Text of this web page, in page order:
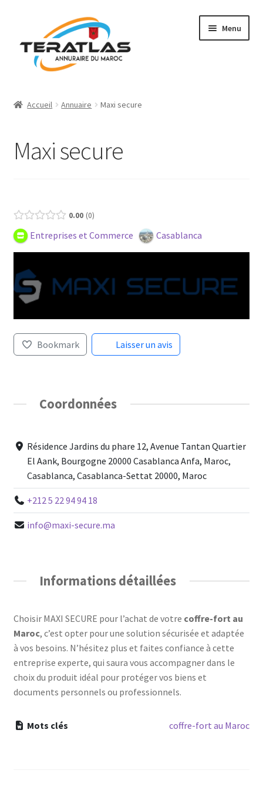
navigation
contenu
Menu
Annuaire
Mon compte
Accueil Annuaire Maxi secure
Maxi secure
0.00 0
Entreprises et Commerce Casablanca
Bookmark Laisser un avis
Coordonnées
Résidence Jardins du phare 12, Avenue Tantan Quartier
El Aank, Bourgogne 20000 Casablanca Anfa, Maroc,
Casablanca, Casablanca-Settat 20000, Maroc
+212 5 22 94 94 18
info@maxi-secure.ma
Informations détaillées
Choisir MAXI SECURE pour l’achat de votre coffre-fort au
Maroc, c’est opter pour une solution sécurisée et adaptée
à vos besoins. N’hésitez plus et faites confiance à cette
entreprise experte, qui saura vous accompagner dans le
choix du produit idéal pour protéger vos biens et
documents personnels ou professionnels.
Mots clés coffre-fort au Maroc